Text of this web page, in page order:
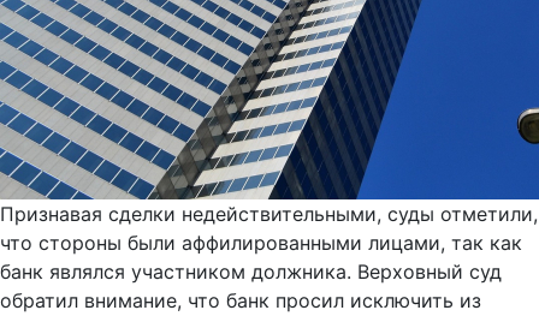
Признавая сделки недействительными, суды отметили,
что стороны были аффилированными лицами, так как
банк являлся участником должника. Верховный суд
обратил внимание, что банк просил исключить из